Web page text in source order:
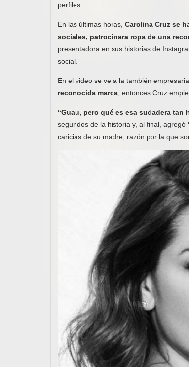
perfiles.
En las últimas horas, Carolina Cruz se
sociales, patrocinara ropa de una
presentadora en sus historias de
social.
En el video se ve a la también
reconocida marca , entonces Cruz
“Guau, pero qué es esa sudadera tan
segundos de la historia y, al final, agregó
caricias de su madre, razón por la que